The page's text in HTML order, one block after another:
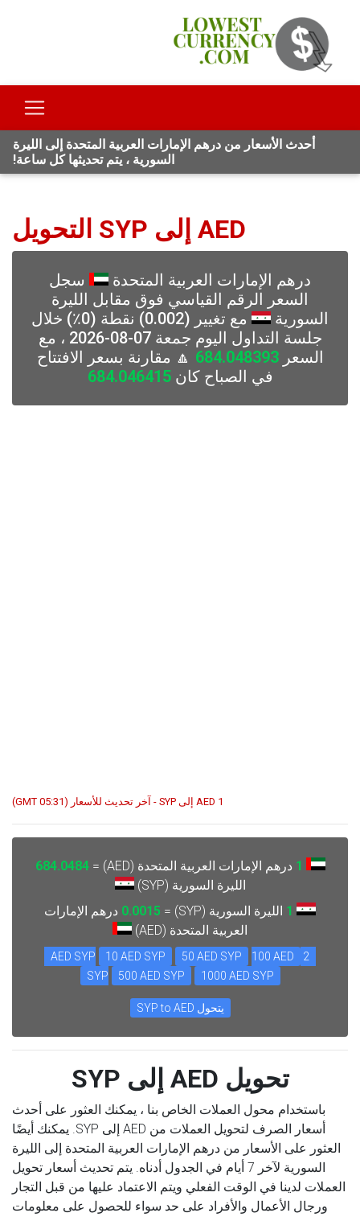
أحدث الأسعار من درهم الإمارات العربية المتحدة إلى الليرة
السورية ، يتم تحديثها كل ساعة!
AED إلى SYP التحويل
درهم الإمارات العربية المتحدة
سجل
السعر الرقم القياسي فوق مقابل الليرة
السورية
مع تغيير (0.002) نقطة (0٪) خلال
جلسة التداول اليوم جمعة 07-08-2026 ، مع
السعر684.048393 🔼 مقارنة بسعر الافتتاح
في الصباح كان684.046415
1 AED إلى SYP - آخر تحديث للأسعار (05:31 GMT)
1 درهم الإمارات العربية المتحدة (AED) =
684.0484
الليرة السورية (SYP)
1 الليرة السورية (SYP) = 0.0015 درهم الإمارات
العربية المتحدة (AED)
2 AED SYP
10 AED SYP 50 AED SYP
100 AED
SYP
500 AED SYP 1000 AED SYP
يتحول SYP to AED
تحويل AED إلى SYP
باستخدام محول العملات الخاص بنا ، يمكنك العثور على أحدث
أسعار الصرف لتحويل العملات من AED إلى SYP. يمكنك أيضًا
العثور على الأسعار من درهم الإمارات العربية المتحدة إلى الليرة
السورية لآخر 7 أيام في الجدول أدناه. يتم تحديث أسعار تحويل
العملات لدينا في الوقت الفعلي ويتم الاعتماد عليها من قبل التجار
ورجال الأعمال والأفراد على حد سواء للحصول على معلومات